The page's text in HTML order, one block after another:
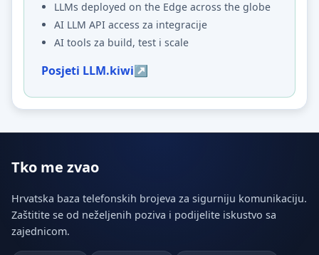
LLMs deployed on the Edge across the globe
AI LLM API access za integracije
AI tools za build, test i scale
Posjeti LLM.kiwi
Tko me zvao
Hrvatska baza telefonskih brojeva za sigurniju komunikaciju.
Zaštitite se od neželjenih poziva i podijelite iskustvo sa
zajednicom.